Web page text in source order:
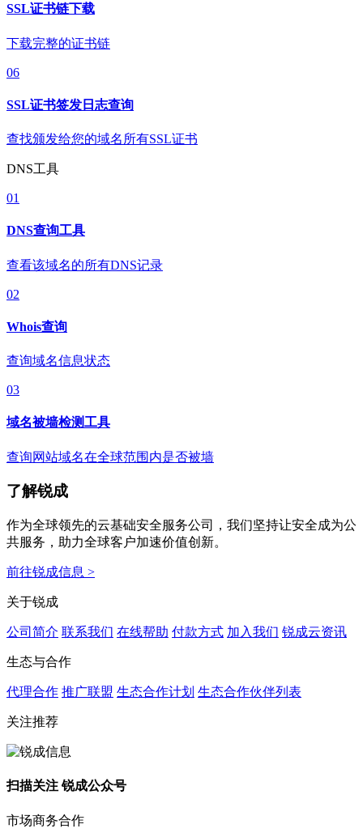
SSL证书链下载
下载完整的证书链
06
SSL证书签发日志查询
查找颁发给您的域名所有SSL证书
DNS工具
01
DNS查询工具
查看该域名的所有DNS记录
02
Whois查询
查询域名信息状态
03
域名被墙检测工具
查询网站域名在全球范围内是否被墙
了解锐成
作为全球领先的云基础安全服务公司，我们坚持让安全成为公
共服务，助力全球客户加速价值创新。
前往锐成信息 >
关于锐成
公司简介 联系我们 在线帮助 付款方式 加入我们 锐成云资讯
生态与合作
代理合作 推广联盟 生态合作计划 生态合作伙伴列表
关注推荐
扫描关注 锐成公众号
市场商务合作